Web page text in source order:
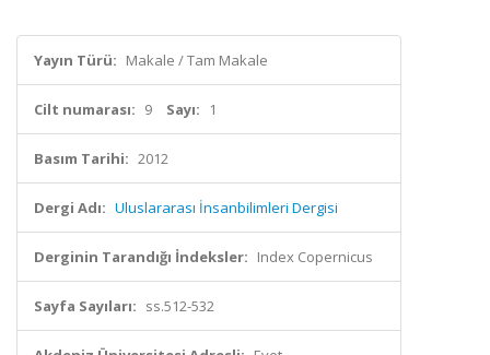
Yayın Türü: Makale / Tam Makale
Cilt numarası: 9 Sayı: 1
Basım Tarihi: 2012
Dergi Adı: Uluslararası İnsanbilimleri Dergisi
Derginin Tarandığı İndeksler: Index Copernicus
Sayfa Sayıları: ss.512-532